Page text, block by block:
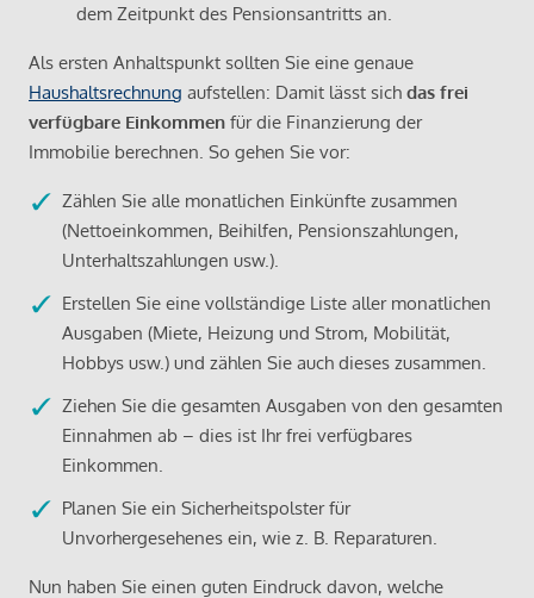
dem Zeitpunkt des Pensionsantritts an.
Als ersten Anhaltspunkt sollten Sie eine genaue
Haushaltsrechnung aufstellen: Damit lässt sich das frei
verfügbare Einkommen für die Finanzierung der
Immobilie berechnen. So gehen Sie vor:
Zählen Sie alle monatlichen Einkünfte zusammen
(Nettoeinkommen, Beihilfen, Pensionszahlungen,
Unterhaltszahlungen usw.).
Erstellen Sie eine vollständige Liste aller monatlichen
Ausgaben (Miete, Heizung und Strom, Mobilität,
Hobbys usw.) und zählen Sie auch dieses zusammen.
Ziehen Sie die gesamten Ausgaben von den gesamten
Einnahmen ab – dies ist Ihr frei verfügbares
Einkommen.
Planen Sie ein Sicherheitspolster für
Unvorhergesehenes ein, wie z. B. Reparaturen.
Nun haben Sie einen guten Eindruck davon, welche